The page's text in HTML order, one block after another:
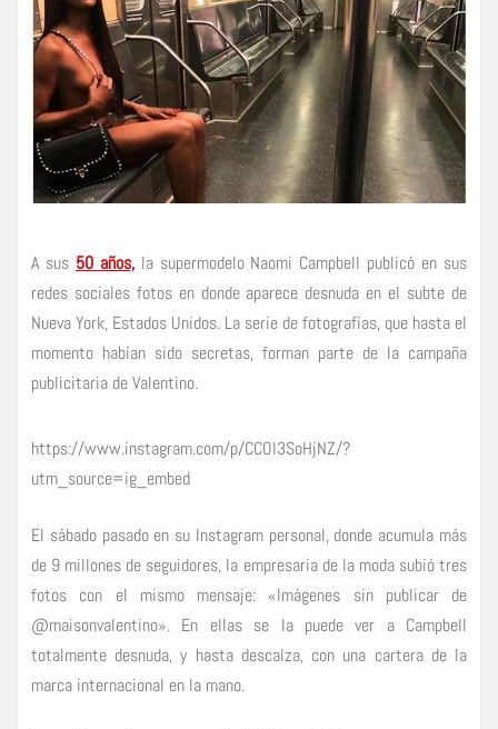
A sus 50 años,la supermodelo Naomi Campbell publicó en sus
redes sociales fotos en donde aparece desnuda en el subte de
Nueva York, Estados Unidos. La serie de fotografías, que hasta el
momento habían sido secretas, forman parte de la campaña
publicitaria de Valentino.
https://www.instagram.com/p/CCOl3SoHjNZ/?
utm_source=ig_embed
El sábado pasado en su Instagram personal, donde acumula más
de 9 millones de seguidores, la empresaria de la moda subió tres
fotos con el mismo mensaje: «Imágenes sin publicar de
@maisonvalentino». En ellas se la puede ver a Campbell
totalmente desnuda, y hasta descalza, con una cartera de la
marca internacional en la mano.